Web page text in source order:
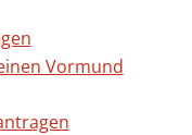
Vormund